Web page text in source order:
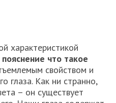
характеристикой
пояснение что такое
свойством и
глаза. Как ни странно,
– он существует